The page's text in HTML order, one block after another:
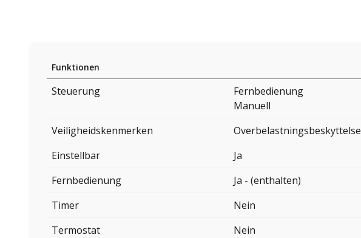
Funktionen
Steuerung
Fernbedienung
Manuell
Veiligheidskenmerken
Overbelastningsbeskyttelse
Einstellbar
Ja
Fernbedienung
Ja - (enthalten)
Timer
Nein
Termostat
Nein